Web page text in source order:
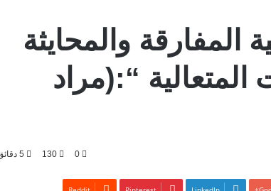
المفارقة والمحايثة
“:(مراد
130